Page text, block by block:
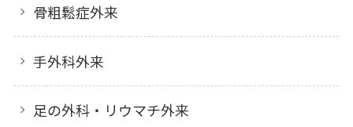
骨粗鬆症外来
手外科外来
足の外科・リウマチ外来